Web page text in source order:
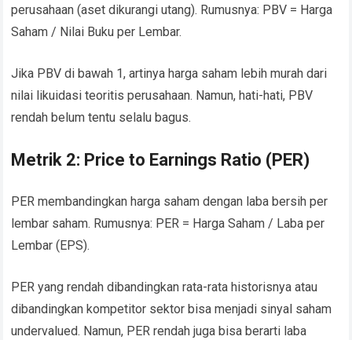
perusahaan (aset dikurangi utang). Rumusnya: PBV = Harga
Saham / Nilai Buku per Lembar.
Jika PBV di bawah 1, artinya harga saham lebih murah dari
nilai likuidasi teoritis perusahaan. Namun, hati-hati, PBV
rendah belum tentu selalu bagus.
Metrik 2: Price to Earnings Ratio (PER)
PER membandingkan harga saham dengan laba bersih per
lembar saham. Rumusnya: PER = Harga Saham / Laba per
Lembar (EPS).
PER yang rendah dibandingkan rata-rata historisnya atau
dibandingkan kompetitor sektor bisa menjadi sinyal saham
undervalued. Namun, PER rendah juga bisa berarti laba